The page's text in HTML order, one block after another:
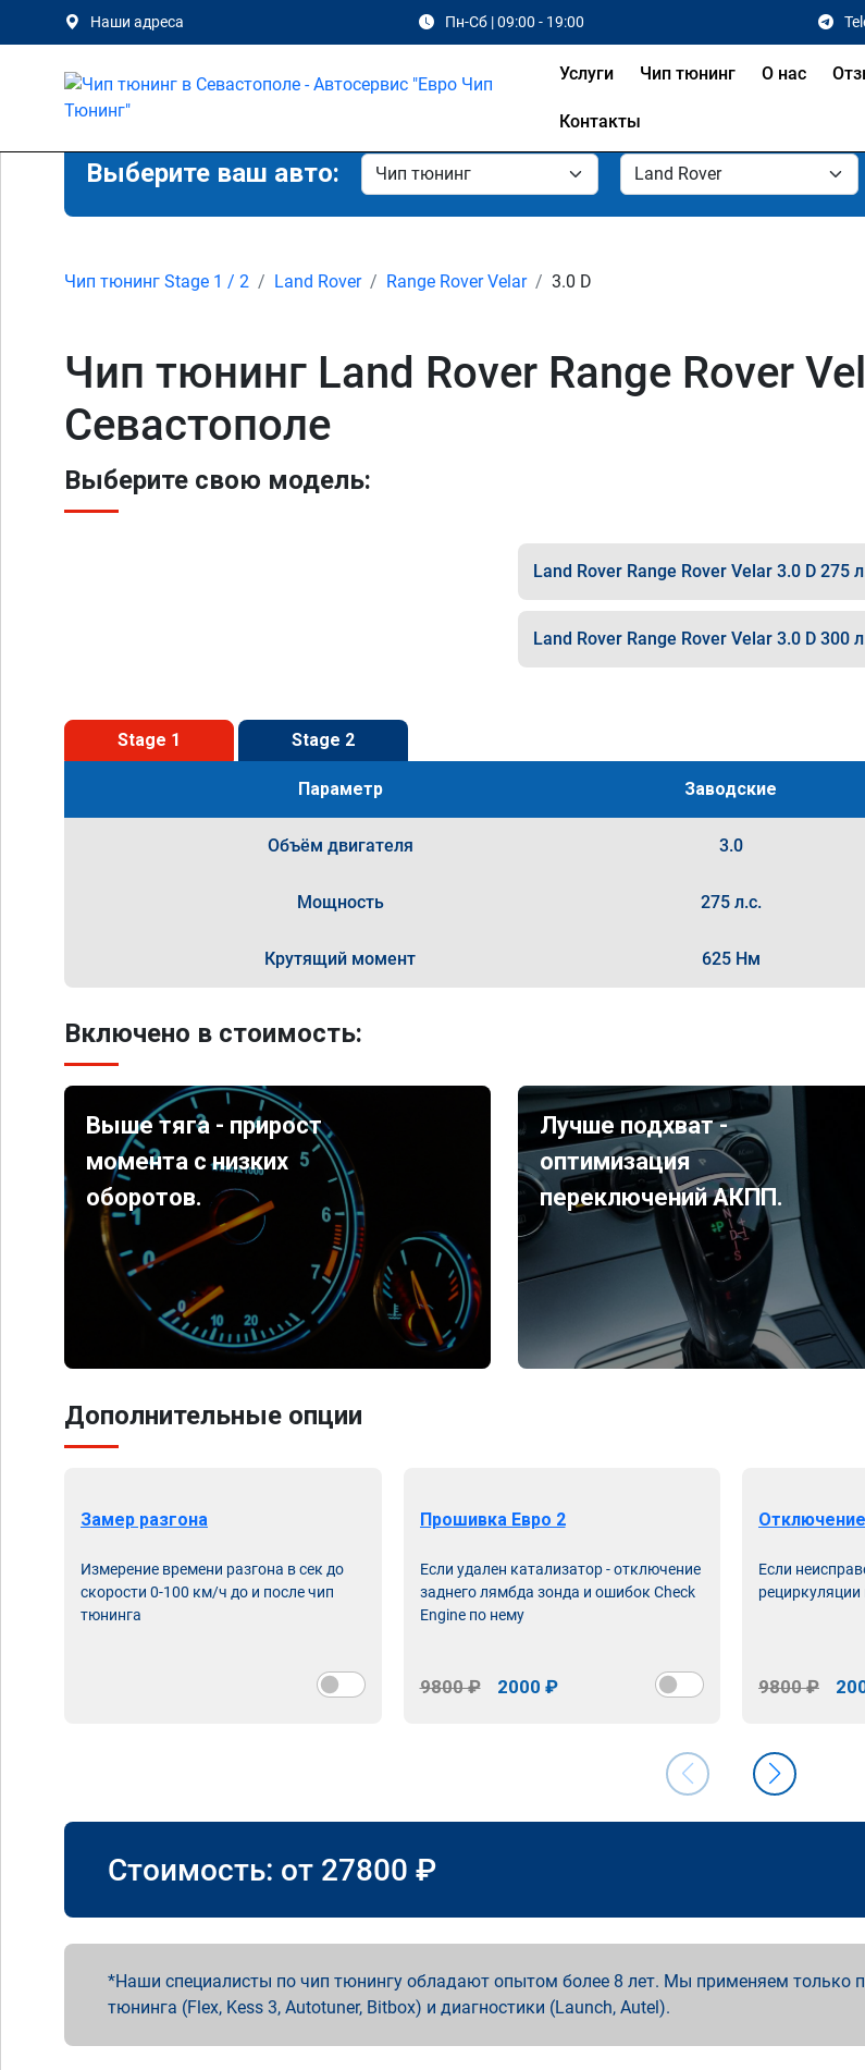
Наши адреса Пн-Сб | 09:00 - 19:00
Услуги Чип тюнинг О нас
Контакты
Выберите ваш авто:
Чип тюнинг Stage 1 / 2 Land Rover Range Rover Velar 3.0 D
Чип тюнинг Land Rover Range Rover
Севастополе
Выберите свою модель:
Land Rover Range Rover Velar 3.0 D 275
Land Rover Range Rover Velar 3.0 D 300
Stage 1 Stage 2
Параметр Заводские
Объём двигателя 3.0
Мощность 275 л.с.
Крутящий момент 625 Нм
Включено в стоимость:
Выше тяга - прирост
момента с низких
оборотов.
Лучше подхват -
оптимизация
переключений АКПП.
Дополнительные опции
Замер разгона
Измерение времени разгона в сек до
скорости 0-100 км/ч до и после чип
тюнинга
Прошивка Евро 2
Если удален катализатор - отключение
заднего лямбда зонда и ошибок Check
Engine по нему
9800 ₽ 2000 ₽
Если
9800 ₽
Стоимость: от 27800 ₽
Наши специалисты по чип тюнингу обладают опытом более 8 лет. Мы применяем только
тюнинга (Flex, Kess 3, Autotuner, Bitbox) и диагностики (Launch, Autel).